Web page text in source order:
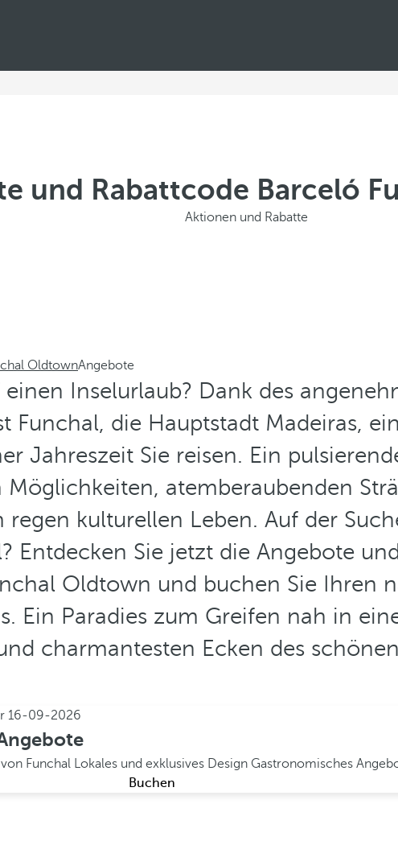
und Rabattcode Barceló
Aktionen und Rabatte
OldtownAngebote
einen Inselurlaub? Dank des
Funchal, die Hauptstadt Madeiras,
Jahreszeit Sie reisen. Ein
Möglichkeiten, atemberaubenden
regen kulturellen Leben. Auf der
Entdecken Sie jetzt die Angebote
Oldtown und buchen Sie Ihren
Ein Paradies zum Greifen nah in
charmantesten Ecken des
16-09-2026
Funchal Lokales und exklusives Design Gastronomisches
Buchen